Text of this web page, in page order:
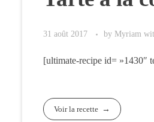
31 août 2017 by Myriam
[ultimate-recipe id= »1430″
Voir la recette